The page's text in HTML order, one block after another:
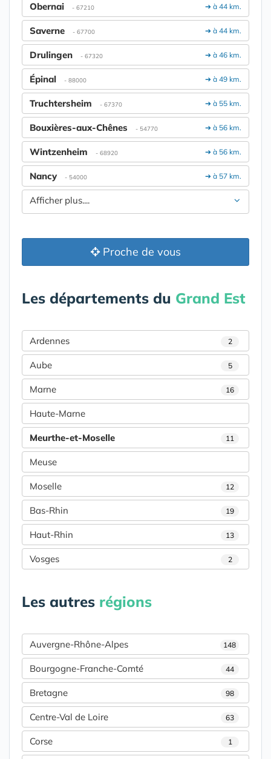
➔ à 44 km.
Obernai - 67210
➔ à 44 km.
Saverne - 67700
➔ à 46 km.
Drulingen - 67320
➔ à 49 km.
Épinal - 88000
➔ à 55 km.
Truchtersheim - 67370
➔ à 56 km.
Bouxières-aux-Chênes - 54770
➔ à 56 km.
Wintzenheim - 68920
➔ à 57 km.
Nancy - 54000
Afficher plus....
Proche de vous
Les départements du Grand Est
Ardennes 2
Aube 5
Marne 16
Haute-Marne
Meurthe-et-Moselle 11
Meuse
Moselle 12
Bas-Rhin 19
Haut-Rhin 13
Vosges 2
Les autres régions
Auvergne-Rhône-Alpes 148
Bourgogne-Franche-Comté 44
Bretagne 98
Centre-Val de Loire 63
Corse 1